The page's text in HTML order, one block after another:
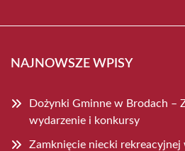
NAJNOWSZE WPISY
Dożynki Gminne w Brodach –
wydarzenie i konkursy
Zamknięcie niecki